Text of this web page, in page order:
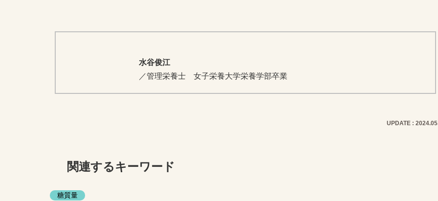
水谷俊江
／管理栄養士 女子栄養大学栄養学部卒業
UPDATE :
関連するキーワード
糖質量